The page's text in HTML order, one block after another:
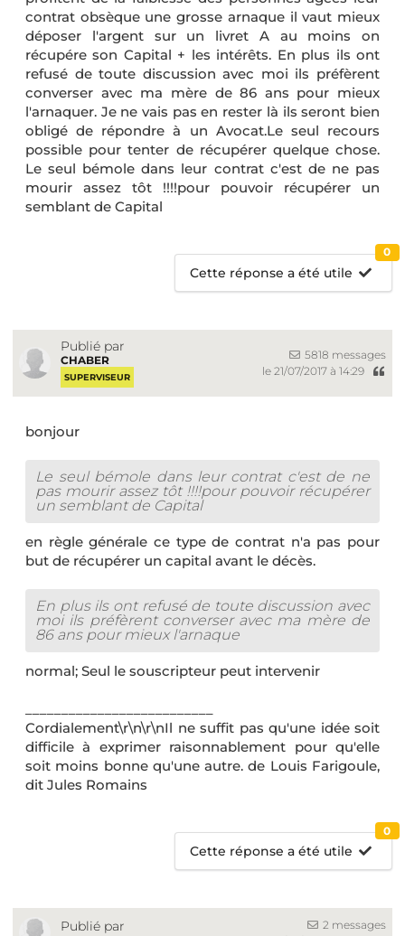
contrat obsèque une grosse arnaque il vaut mieux
déposer l'argent sur un livret A au moins on
récupére son Capital + les intérêts. En plus ils ont
refusé de toute discussion avec moi ils préfèrent
converser avec ma mère de 86 ans pour mieux
l'arnaquer. Je ne vais pas en rester là ils seront bien
obligé de répondre à un Avocat.Le seul recours
possible pour tenter de récupérer quelque chose.
Le seul bémole dans leur contrat c'est de ne pas
mourir assez tôt !!!!pour pouvoir récupérer un
semblant de Capital
Cette réponse a été utile
0
Publié par
CHABER
SUPERVISEUR
5818 messages
le 21/07/2017 à 14:29
bonjour
Le seul bémole dans leur contrat c'est de ne
pas mourir assez tôt !!!!pour pouvoir récupérer
un semblant de Capital
en règle générale ce type de contrat n'a pas pour
but de récupérer un capital avant le décès.
En plus ils ont refusé de toute discussion avec
moi ils préfèrent converser avec ma mère de
86 ans pour mieux l'arnaque
normal; Seul le souscripteur peut intervenir
Cordialement\r\n\r\nIl ne suffit pas qu'une idée soit
difficile à exprimer raisonnablement pour qu'elle
soit moins bonne qu'une autre. de Louis Farigoule,
dit Jules Romains
Cette réponse a été utile
0
Publié par
2 messages